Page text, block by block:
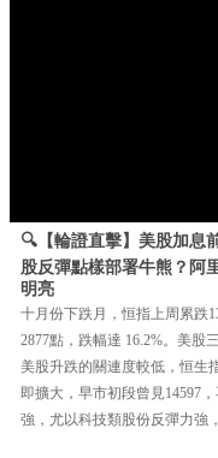
🔍【輪證直擊】美股加息
股反彈點樣部署牛熊？阿
明亮
十月份下跌月，恒指上周累跌
2877點，跌幅達 16.2%。美股
美股升跌的關連度較低，恒生
即擴大，早市初段曾見14597
強，尤以科技類股份反彈力強